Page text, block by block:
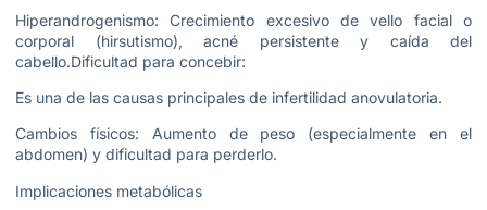
Hiperandrogenismo: Crecimiento excesivo de vello facial o
corporal (hirsutismo), acné persistente y caída del
cabello.Dificultad para concebir:
Es una de las causas principales de infertilidad anovulatoria.
Cambios físicos: Aumento de peso (especialmente en el
abdomen) y dificultad para perderlo.
Implicaciones metabólicas